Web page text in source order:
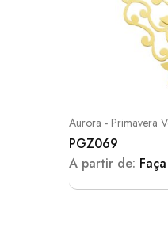
Aurora - Primavera
PGZ069
A partir de: